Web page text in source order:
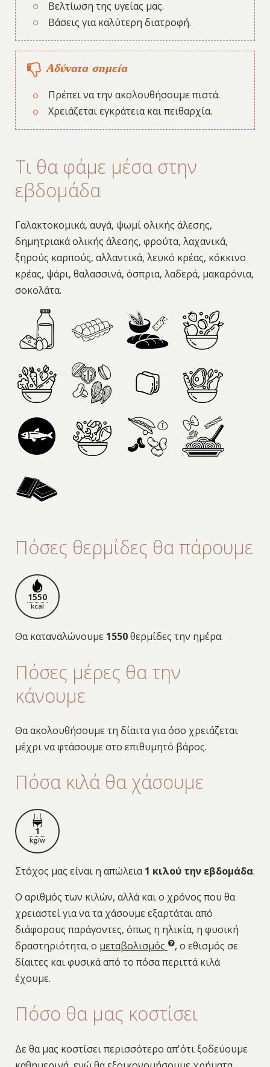
Βελτίωση της υγείας μας.
Βάσεις για καλύτερη διατροφή.
Αδύνατα σημεία
Πρέπει να την ακολουθήσουμε πιστά.
Χρειάζεται εγκράτεια και πειθαρχία.
Τι θα φάμε μέσα στην
εβδομάδα
Γαλακτοκομικά, αυγά, ψωμί ολικής άλεσης,
δημητριακά ολικής άλεσης, φρούτα, λαχανικά,
ξηρούς καρπούς, αλλαντικά, λευκό κρέας, κόκκινο
κρέας, ψάρι, θαλασσινά, όσπρια, λαδερά, μακαρόνια,
σοκολάτα.
Πόσες θερμίδες θα πάρουμε
1550
kcal
Θα καταναλώνουμε 1550θερμίδες την ημέρα.
Πόσες μέρες θα την
κάνουμε
Θα ακολουθήσουμε τη δίαιτα για όσο χρειάζεται
μέχρι να φτάσουμε στο επιθυμητό βάρος.
Πόσα κιλά θα χάσουμε
1
kg/w
Στόχος μας είναι η απώλεια1 κιλού την εβδομάδα.
Ο αριθμός των κιλών, αλλά και ο χρόνος που θα
χρειαστεί για να τα χάσουμε εξαρτάται από
διάφορους παράγοντες, όπως η ηλικία, η φυσική
δραστηριότητα, ο μεταβολισμός
, ο εθισμός σε
δίαιτες και φυσικά από το πόσα περιττά κιλά
έχουμε.
Πόσο θα μας κοστίσει
Δε θα μας κοστίσει περισσότερο απ'ότι ξοδεύουμε